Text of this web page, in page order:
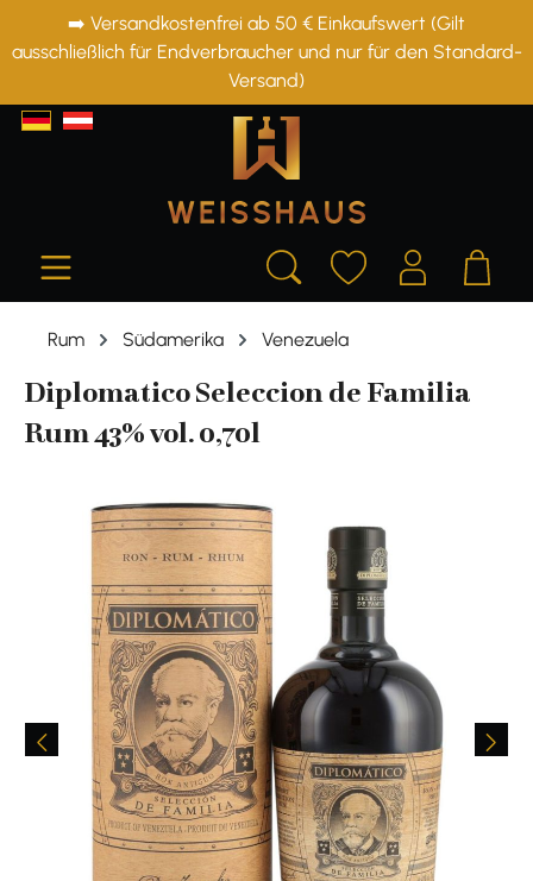
springen
➡️ Versandkostenfrei ab 50 € Einkaufswert (Gilt
ausschließlich für Endverbraucher und nur für den Standard-
Versand)
Rum Südamerika Venezuela
Diplomatico Seleccion de Familia
Rum 43% vol. 0,70l
Bildergalerie überspringen